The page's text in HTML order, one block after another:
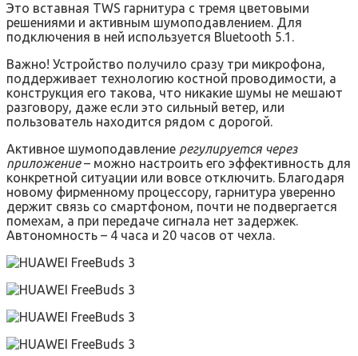
Это вставная TWS гарнитура с тремя цветовыми
решениями и активным шумоподавлением. Для
подключения в ней используется Bluetooth 5.1.
Важно! Устройство получило сразу три микрофона,
поддерживает технологию костной проводимости, а
конструкция его такова, что никакие шумы не мешают
разговору, даже если это сильный ветер, или
пользователь находится рядом с дорогой.
Активное шумоподавление регулируется через
приложение– можно настроить его эффективность для
конкретной ситуации или вовсе отключить. Благодаря
новому фирменному процессору, гарнитура уверенно
держит связь со смартфоном, почти не подвергается
помехам, а при передаче сигнала нет задержек.
Автономность – 4 часа и 20 часов от чехла.